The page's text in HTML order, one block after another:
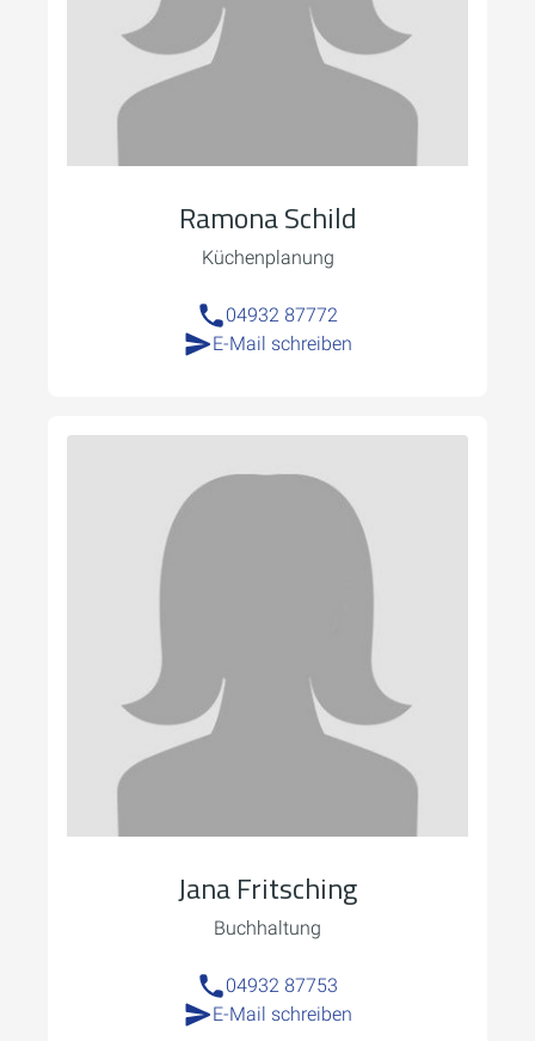
Ramona Schild
Küchenplanung
04932 87772
E-Mail schreiben
Jana Fritsching
Buchhaltung
04932 87753
E-Mail schreiben